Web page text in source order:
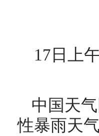
17日上
中国天
性暴雨天